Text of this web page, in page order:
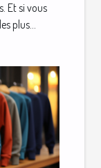
Et si vous
plus...